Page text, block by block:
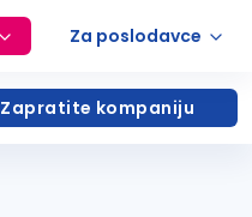
Za poslodavce
Zapratite kompaniju